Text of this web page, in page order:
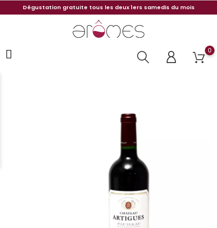
Dégustation gratuite tous les deux 1ers samedis du mois
0